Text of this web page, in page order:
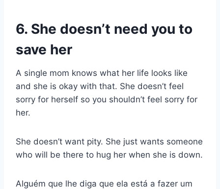
6. She doesn’t need you to
save her
A single mom knows what her life looks like
and she is okay with that. She doesn’t feel
sorry for herself so you shouldn’t feel sorry for
her.
She doesn’t want pity. She just wants someone
who will be there to hug her when she is down.
Alguém que lhe diga que ela está a fazer um